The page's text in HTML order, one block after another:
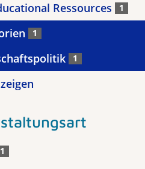
Ressources 1
1
1
1